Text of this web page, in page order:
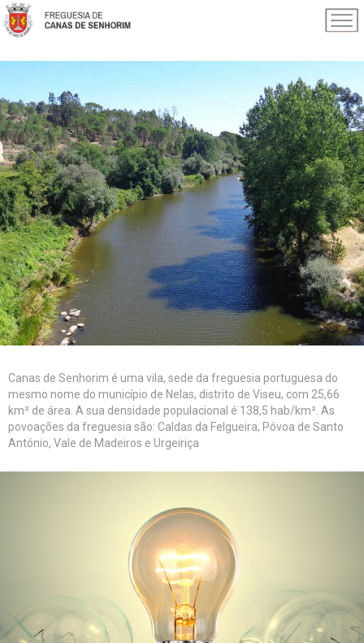
Canas de Senhorim é uma vila, sede da freguesia portuguesa do
mesmo nome do município de Nelas, distrito de Viseu, com 25,66
km² de área. A sua densidade populacional é 138,5 hab/km². As
povoações da freguesia são: Caldas da Felgueira, Póvoa de Santo
António, Vale de Madeiros e Urgeiriça